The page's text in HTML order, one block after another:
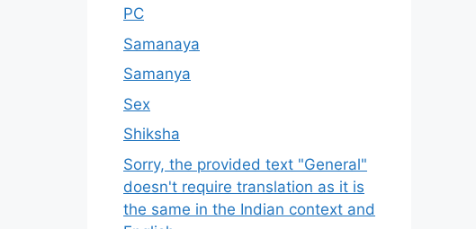
PC
Samanaya
Samanya
Sex
Shiksha
Sorry, the provided text "General"
doesn't require translation as it is
the same in the Indian context and